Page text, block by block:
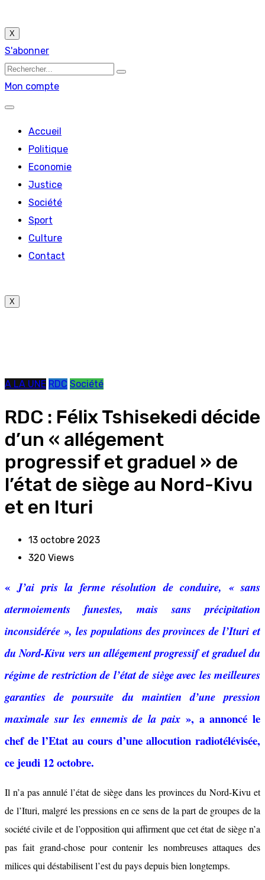
X
S'abonner
Mon compte
Accueil
Politique
Economie
Justice
Société
Sport
Culture
Contact
X
A LA UNE RDC Société
RDC : Félix Tshisekedi décide
d’un « allégement
progressif et graduel » de
l’état de siège au Nord-Kivu
et en Ituri
13 octobre 2023
320 Views
«J’ai pris la ferme résolution de conduire, « sans
atermoiements funestes, mais sans précipitation
inconsidérée », les populations des provinces de l’Ituri et
du Nord-Kivu vers un allégement progressif et graduel du
régime de restriction de l’état de siège avec les meilleures
garanties de poursuite du maintien d’une pression
maximale sur les ennemis de la paix», a annoncé le
chef de l’Etat au cours d’une allocution radiotélévisée,
ce jeudi 12 octobre.
Il n’a pas annulé l’état de siège dans les provinces du Nord-Kivu et
de l’Ituri, malgré les pressions en ce sens de la part de groupes de la
société civile et de l’opposition qui affirment que cet état de siège n’a
pas fait grand-chose pour contenir les nombreuses attaques des
milices qui déstabilisent l’est du pays depuis bien longtemps.